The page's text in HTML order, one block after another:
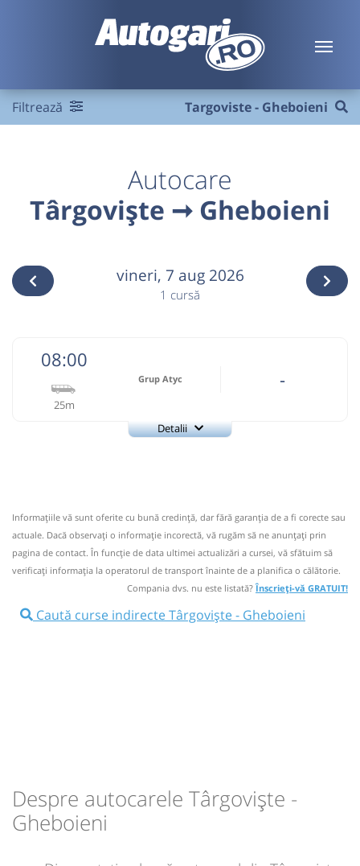
Filtrează Targoviste - Gheboieni
Autocare
Târgoviște ➞ Gheboieni
vineri, 7 aug 2026
1 cursă
08:00
25m
Grup Atyc -
Detalii
Nu a circulat?Semnalați aici
Pune poze din călătoria ta ⤣
08:00 Târgoviște Grup Atyc -
Informaţiile vă sunt oferite cu bună credinţă, dar fără garanţia de a fi corecte sau
actuale. Dacă observați o informaţie incorectă, vă rugăm să ne anunțați prin
pagina de contact. În funcție de data ultimei actualizări a cursei, vă sfătuim să
verificaţi informaţia la operatorul de transport înainte de a planifica o călătorie.
Compania dvs. nu este listată?Înscrieți-vă GRATUIT!
Caută curse indirecte Târgoviște - Gheboieni
Despre autocarele Târgoviște -
Gheboieni